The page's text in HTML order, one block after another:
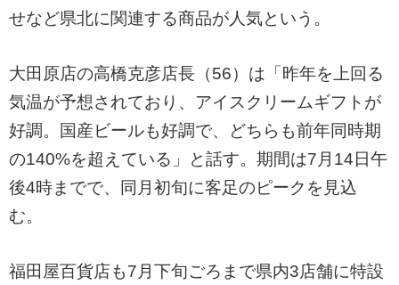
せなど県北に関連する商品が人気という。
大田原店の高橋克彦店長（56）は「昨年を上回る
気温が予想されており、アイスクリームギフトが
好調。国産ビールも好調で、どちらも前年同時期
の140%を超えている」と話す。期間は7月14日午
後4時までで、同月初旬に客足のピークを見込
む。
福田屋百貨店も7月下旬ごろまで県内3店舗に特設